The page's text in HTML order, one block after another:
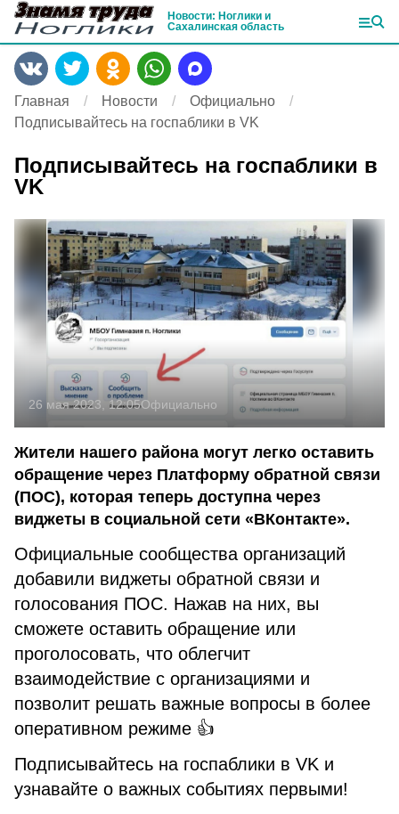
Новости: Ноглики и
Сахалинская область
Главная Новости
Официально
Подписывайтесь на госпаблики в VK
Подписывайтесь на госпаблики в
VK
26 мая 2023, 12:05Официально
Жители нашего района могут легко оставить
обращение через Платформу обратной связи
(ПОС), которая теперь доступна через
виджеты в социальной сети «ВКонтакте».
Официальные сообщества организаций
добавили виджеты обратной связи и
голосования ПОС. Нажав на них, вы
сможете оставить обращение или
проголосовать, что облегчит
взаимодействие с организациями и
позволит решать важные вопросы в более
оперативном режиме 👍
Подписывайтесь на госпаблики в VK и
узнавайте о важных событиях первыми!